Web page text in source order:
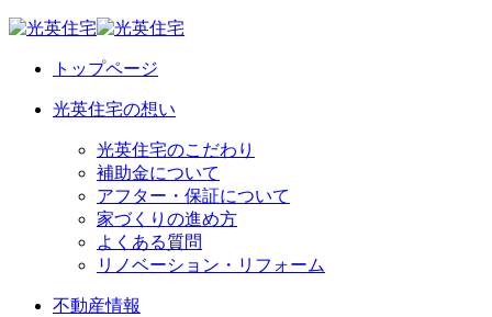
トップページ
光英住宅の想い
光英住宅のこだわり
補助金について
アフター・保証について
家づくりの進め方
よくある質問
リノベーション・リフォーム
不動産情報